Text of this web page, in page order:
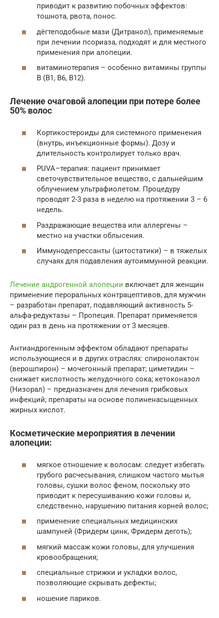
приводит к развитию побочных эффектов:
тошнота, рвота, понос.
дёгтеподобные мази (Дитранол), применяемые
при лечении псориаза, подходят и для местного
применения при алопеции.
витаминотерапия – особенно витамины группы
В (В1, В6, В12).
Лечение очаговой алопеции при потере более
50% волос
Кортикостероиды для системного применения
(внутрь, инъекционные формы). Дозу и
длительность контролирует только врач.
PUVA–терапия: пациент принимает
светочувствительное вещество, с дальнейшим
облучением ультрафиолетом. Процедуру
проводят 2-3 раза в неделю на протяжении 3 – 6
недель.
Раздражающие вещества или аллергены –
местно на участки облысения.
Иммунодепрессанты (цитостатики) – в тяжелых
случаях для подавления аутоиммунной реакции.
Лечение андрогенной алопеции включает для женщин
применение пероральных контрацептивов, для мужчин
– разработан препарат, подавляющий активность 5-
альфа-редуктазы – Пропеция. Препарат применяется
один раз в день на протяжении от 3 месяцев.
Антиандрогенным эффектом обладают препараты
использующиеся и в других отраслях: спиронолактон
(верошпирон) – мочегонный препарат; циметидин –
снижает кислотность желудочного сока; кетоконазол
(Низорал) – предназначен для лечения грибковых
инфекций; препараты на основе полиненасыщенных
жирных кислот.
Косметические мероприятия в лечении
алопеции:
мягкое отношение к волосам: следует избегать
грубого расчесывания, слишком частого мытья
головы, сушки волос феном, поскольку это
приводит к пересушиванию кожи головы и,
следственно, нарушению питания корней волос;
применение специальных медицинских
шампуней (Фридерм цинк, Фридерм деготь);
мягкий массаж кожи головы, для улучшения
кровообращения;
специальные стрижки и укладки волос,
позволяющие скрывать дефекты;
ношение париков.